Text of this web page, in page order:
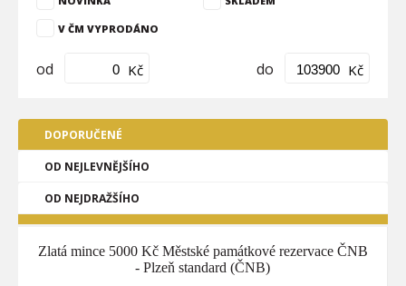
V ČM VYPRODÁNO
od Kč do Kč
DOPORUČENÉ
OD NEJLEVNĚJŠÍHO
OD NEJDRAŽŠÍHO
Zlatá mince 5000 Kč Městské památkové rezervace ČNB
- Plzeň standard (ČNB)